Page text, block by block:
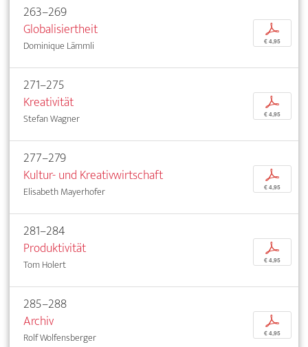
263–269
Globalisiertheit
Dominique Lämmli
p
€ 4,95
271–275
Kreativität
Stefan Wagner
p
€ 4,95
277–279
Kultur- und Kreativwirtschaft
Elisabeth Mayerhofer
p
€ 4,95
281–284
Produktivität
Tom Holert
p
€ 4,95
285–288
Archiv
Rolf Wolfensberger
p
€ 4,95